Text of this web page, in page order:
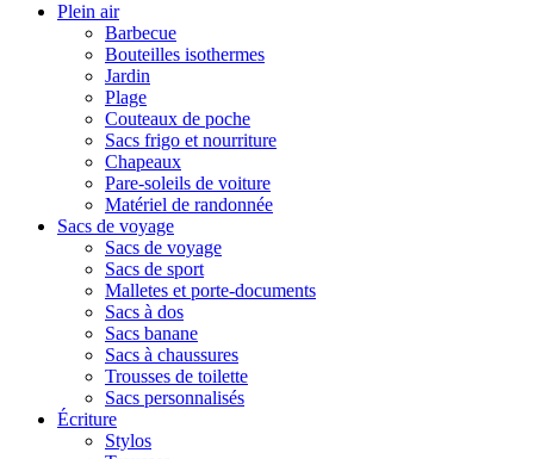
Plein air
Barbecue
Bouteilles isothermes
Jardin
Plage
Couteaux de poche
Sacs frigo et nourriture
Chapeaux
Pare-soleils de voiture
Matériel de randonnée
Sacs de voyage
Sacs de voyage
Sacs de sport
Malletes et porte-documents
Sacs à dos
Sacs banane
Sacs à chaussures
Trousses de toilette
Sacs personnalisés
Écriture
Stylos